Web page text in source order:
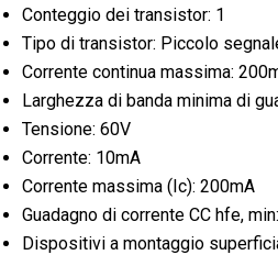
Conteggio dei transistor: 1
Tipo di transistor: Piccolo
Corrente continua massima:
Larghezza di banda minima di
Tensione: 60V
Corrente: 10mA
Corrente massima (Ic): 200mA
Guadagno di corrente CC hfe,
Dispositivi a montaggio